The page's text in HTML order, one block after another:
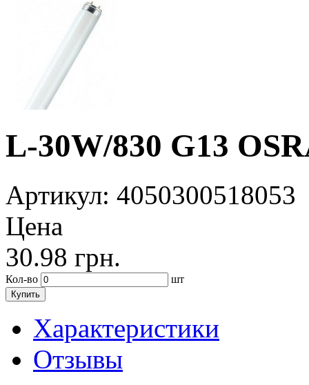
L-30W/830 G13
Артикул: 4050300518053
Цена
30.98 грн.
Кол-во шт
Купить
Характеристики
Отзывы